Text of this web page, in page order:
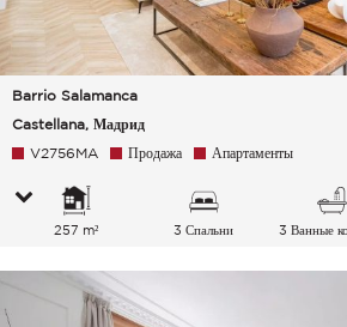
Barrio Salamanca
Castellana, Мадрид
V2756MA Продажа Апартаменты
257 m² 3 Спальни 3 Ванные